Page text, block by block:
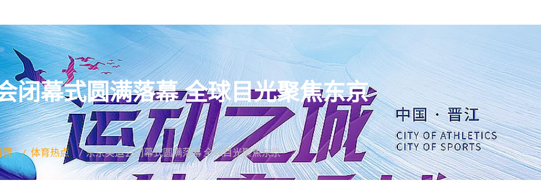
闭幕式圆满落幕 全球目光聚焦东京
页 体育热点 东京奥运会闭幕式圆满落幕 全球目光聚焦东京